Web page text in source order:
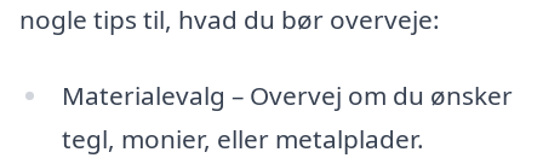
nogle tips til, hvad du bør overveje:
Materialevalg – Overvej om du ønsker
tegl, monier, eller metalplader.